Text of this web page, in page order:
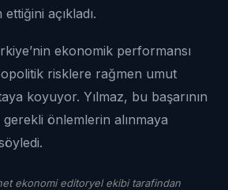
açıkladı.
ekonomik performansı
risklere rağmen umut
koyuyor. Yılmaz, bu başarının
önlemlerin alınmaya
ekonomi editoryel ekibi tarafindan